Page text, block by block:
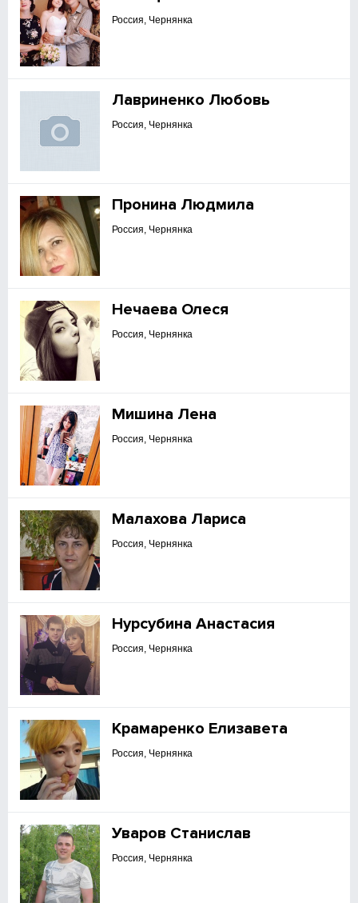
Россия, Чернянка
Лавриненко Любовь
Россия, Чернянка
Пронина Людмила
Россия, Чернянка
Нечаева Олеся
Россия, Чернянка
Мишина Лена
Россия, Чернянка
Малахова Лариса
Россия, Чернянка
Нурсубина Анастасия
Россия, Чернянка
Крамаренко Елизавета
Россия, Чернянка
Уваров Станислав
Россия, Чернянка